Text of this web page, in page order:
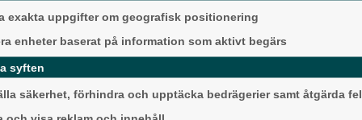
ligger till grund för dagens skyltar i
hänt sedan dess så det var dags
pappersblad som gick att
som hus, hinderbana och
att man har hittat bilder som
Detta händer i
augusti
Backa/Kärra
exakta uppgifter om geografisk positionering
enheter baserat på information som aktivt begärs
syften
säkerhet, förhindra och upptäcka bedrägerier samt åtgärda fel